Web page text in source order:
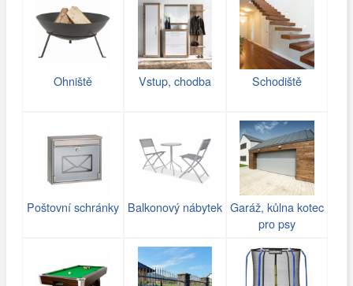
Ohniště Vstup, chodba Schodiště
Poštovní schránky Balkonový nábytek Garáž, kůlna kotec
pro psy